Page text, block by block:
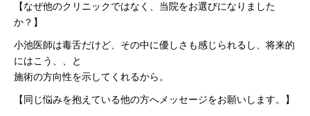
【なぜ他のクリニックではなく、当院をお選びになりました
か？】
小池医師は毒舌だけど、その中に優しさも感じられるし、将来的
にはこう、、と
施術の方向性を示してくれるから。
【同じ悩みを抱えている他の方へメッセージをお願いします。】